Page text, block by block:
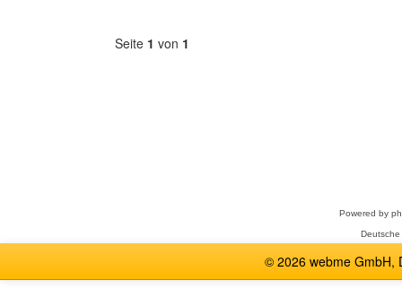
Seite 1 von 1
Powered by
© 2026 webme GmbH,